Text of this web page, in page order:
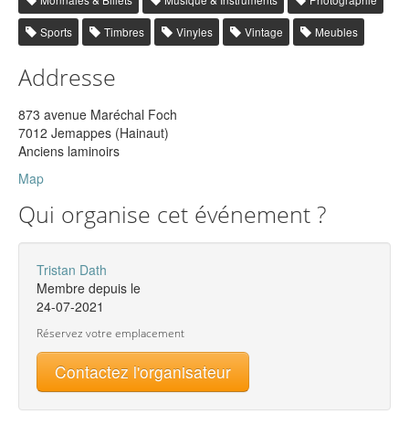
Sports Timbres Vinyles Vintage Meubles
Addresse
873 avenue Maréchal Foch
7012 Jemappes (Hainaut)
Anciens laminoirs
Map
Qui organise cet événement ?
Tristan Dath
Membre depuis le
24-07-2021
Réservez votre emplacement
Contactez l'organisateur